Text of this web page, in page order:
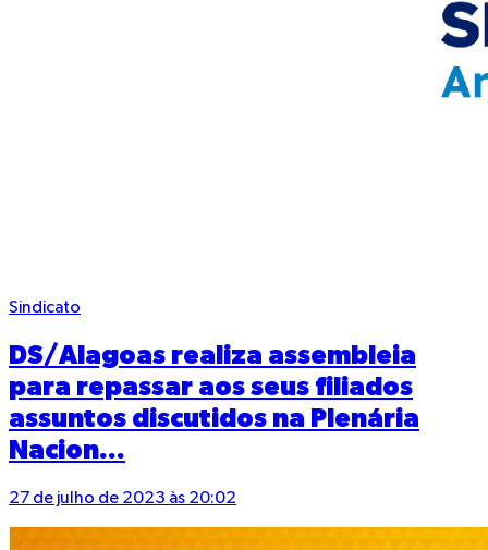
Sindicato
DS/Alagoas realiza assembleia
para repassar aos seus filiados
assuntos discutidos na Plenária
Nacion...
27 de julho de 2023 às 20:02